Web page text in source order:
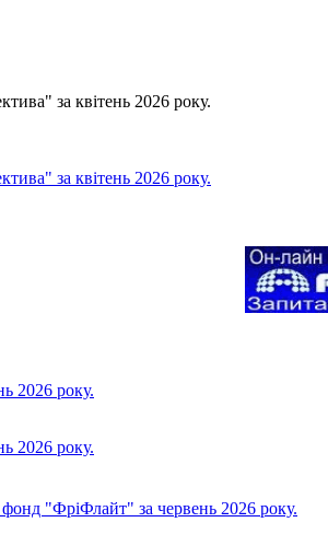
за квітень 2026 року.
за квітень 2026 року.
2026 року.
2026 року.
"ФріФлайт" за червень 2026 року.